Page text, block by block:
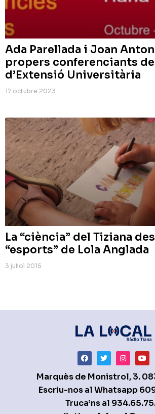
Ada Parellada i Joan
propers conferenciants de
d’Extensió Universitària
17 octubre 2023
La “ciència” del Tiziana
“esports” de Lola Anglada
3 juliol 2015
Marquès de Monistrol, 3.
Escriu-nos al Whatsapp
Truca’ns al